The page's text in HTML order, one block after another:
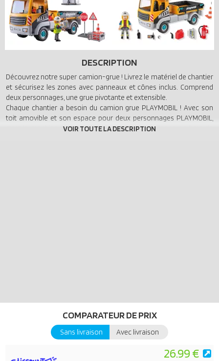
DESCRIPTION
Découvrez notre super camion-grue ! Livrez le matériel de chantier
et sécurisez les zones avec panneaux et cônes inclus. Comprend
deux personnages, une grue pivotante et extensible.
Chaque chantier a besoin du camion grue PLAYMOBIL ! Avec son
toit amovible et son espace pour deux personnages PLAYMOBIL,
c'est la machine à travailler en équipe par excellence. Le bras de
COMPARATEUR DE PRIX
Sans livraison Avec livraison
26.99 €